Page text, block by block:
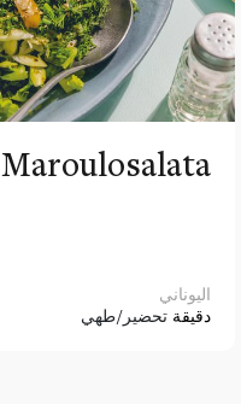
Maroulosalata
اليوناني
دقيقة تحضير/طهي